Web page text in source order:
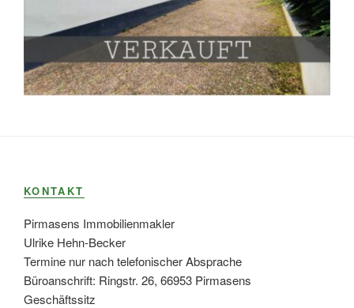
KONTAKT
Pirmasens Immobilienmakler
Ulrike Hehn-Becker
Termine nur nach telefonischer Absprache
Büroanschrift: Ringstr. 26, 66953 Pirmasens
Geschäftssitz